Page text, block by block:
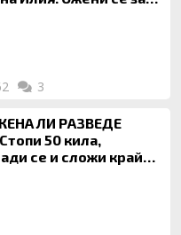
3
ЛИ РАЗВЕДЕ
50 кила,
се и сложи край